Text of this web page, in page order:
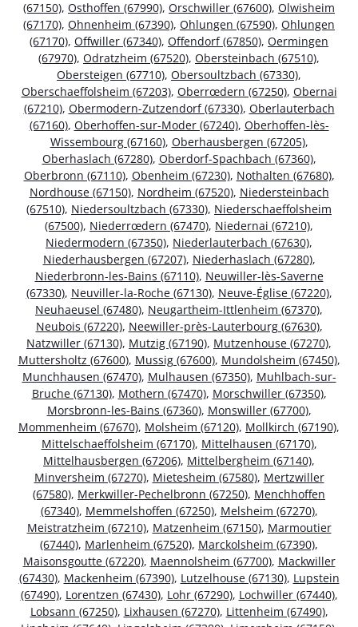
(67150), Osthoffen (67990), Orschwiller (67600), Olwisheim
(67170), Ohnenheim (67390), Ohlungen (67590), Ohlungen
(67170), Offwiller (67340), Offendorf (67850), Oermingen
(67970), Odratzheim (67520), Obersteinbach (67510),
Obersteigen (67710), Obersoultzbach (67330),
Oberschaeffolsheim (67203), Oberrœdern (67250), Obernai
(67210), Obermodern-Zutzendorf (67330), Oberlauterbach
(67160), Oberhoffen-sur-Moder (67240), Oberhoffen-lès-
Wissembourg (67160), Oberhausbergen (67205),
Oberhaslach (67280), Oberdorf-Spachbach (67360),
Oberbronn (67110), Obenheim (67230), Nothalten (67680),
Nordhouse (67150), Nordheim (67520), Niedersteinbach
(67510), Niedersoultzbach (67330), Niederschaeffolsheim
(67500), Niederrœdern (67470), Niedernai (67210),
Niedermodern (67350), Niederlauterbach (67630),
Niederhausbergen (67207), Niederhaslach (67280),
Niederbronn-les-Bains (67110), Neuwiller-lès-Saverne
(67330), Neuviller-la-Roche (67130), Neuve-Église (67220),
Neuhaeusel (67480), Neugartheim-Ittlenheim (67370),
Neubois (67220), Neewiller-près-Lauterbourg (67630),
Natzwiller (67130), Mutzig (67190), Mutzenhouse (67270),
Muttersholtz (67600), Mussig (67600), Mundolsheim (67450),
Munchhausen (67470), Mulhausen (67350), Muhlbach-sur-
Bruche (67130), Mothern (67470), Morschwiller (67350),
Morsbronn-les-Bains (67360), Monswiller (67700),
Mommenheim (67670), Molsheim (67120), Mollkirch (67190),
Mittelschaeffolsheim (67170), Mittelhausen (67170),
Mittelhausbergen (67206), Mittelbergheim (67140),
Minversheim (67270), Mietesheim (67580), Mertzwiller
(67580), Merkwiller-Pechelbronn (67250), Menchhoffen
(67340), Memmelshoffen (67250), Melsheim (67270),
Meistratzheim (67210), Matzenheim (67150), Marmoutier
(67440), Marlenheim (67520), Marckolsheim (67390),
Maisonsgoutte (67220), Maennolsheim (67700), Mackwiller
(67430), Mackenheim (67390), Lutzelhouse (67130), Lupstein
(67490), Lorentzen (67430), Lohr (67290), Lochwiller (67440),
Lobsann (67250), Lixhausen (67270), Littenheim (67490),